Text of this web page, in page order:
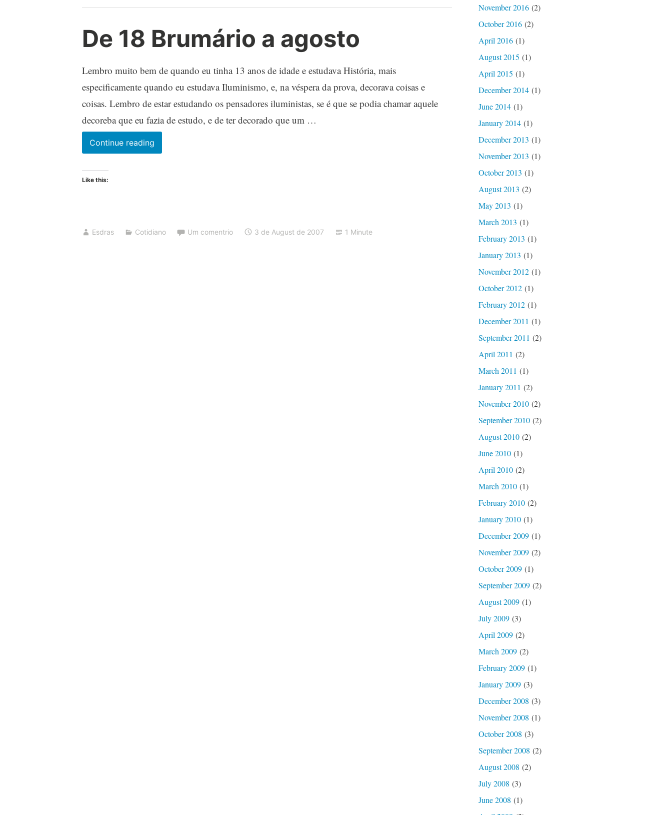
De 18 Brumário a agosto
Lembro muito bem de quando eu tinha 13 anos de idade e estudava História, mais
especificamente quando eu estudava Iluminismo, e, na véspera da prova, decorava coisas e
coisas. Lembro de estar estudando os pensadores iluministas, se é que se podia chamar aquele
decoreba que eu fazia de estudo, e de ter decorado que um …
Continue readingDe
18
Like this:
Esdras Cotidiano Um comentrio 3 de August de 2007 1 Minute
November 2016(2)
October 2016(2)
April 2016(1)
August 2015 (1)
April 2015 (1)
December 2014(1)
June 2014(1)
January 2014(1)
December 2013 (1)
November 2013 (1)
October 2013 (1)
August 2013 (2)
May 2013 (1)
March 2013 (1)
February 2013 (1)
January 2013 (1)
November 2012(1)
October 2012(1)
February 2012(1)
December 2011 (1)
September 2011 (2)
April 2011 (2)
March 2011 (1)
January 2011 (2)
November 2010(2)
September 2010(2)
August 2010(2)
June 2010(1)
April 2010(2)
March 2010(1)
February 2010(2)
January 2010(1)
December 2009(1)
November 2009(2)
October 2009(1)
September 2009(2)
August 2009(1)
July 2009(3)
April 2009(2)
March 2009(2)
February 2009(1)
January 2009(3)
December 2008 (3)
November 2008 (1)
October 2008 (3)
September 2008 (2)
August 2008 (2)
July 2008 (3)
June 2008 (1)